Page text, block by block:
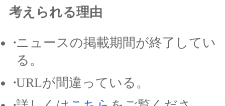
考えられる理由
ニュースの掲載期間が終了してい
る。
URLが間違っている。